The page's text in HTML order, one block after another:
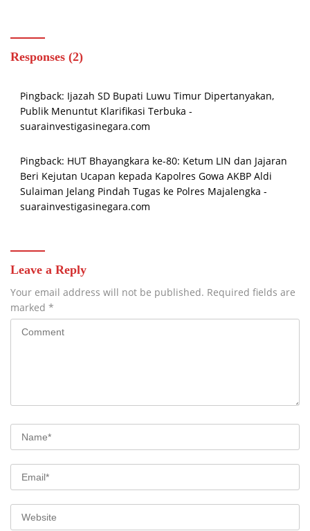
Responses (2)
Pingback: Ijazah SD Bupati Luwu Timur Dipertanyakan,
Publik Menuntut Klarifikasi Terbuka -
suarainvestigasinegara.com
Pingback: HUT Bhayangkara ke-80: Ketum LIN dan Jajaran
Beri Kejutan Ucapan kepada Kapolres Gowa AKBP Aldi
Sulaiman Jelang Pindah Tugas ke Polres Majalengka -
suarainvestigasinegara.com
Leave a Reply
Your email address will not be published. Required fields are
marked *